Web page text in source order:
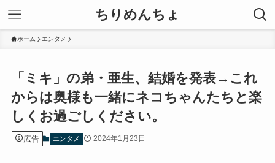
ちりめんちょ
ホーム エンタメ
「ミキ」の弟・亜生、結婚を発表→これ
からは奥様も一緒にネコちゃんたちと楽
しくお過ごしください。
広告 エンタメ 2024年1月23日